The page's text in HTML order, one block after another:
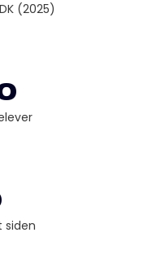
(2025)
siden